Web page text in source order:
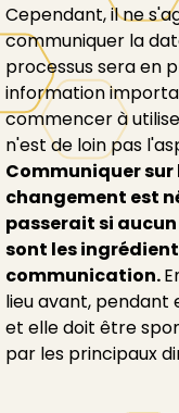
Cependant, il ne
communiquer la
processus sera en
information
commencer à
n'est de loin pas
Communiquer sur
changement est
passerait si
sont les
communication.
lieu avant,
et elle doit être
par les principaux